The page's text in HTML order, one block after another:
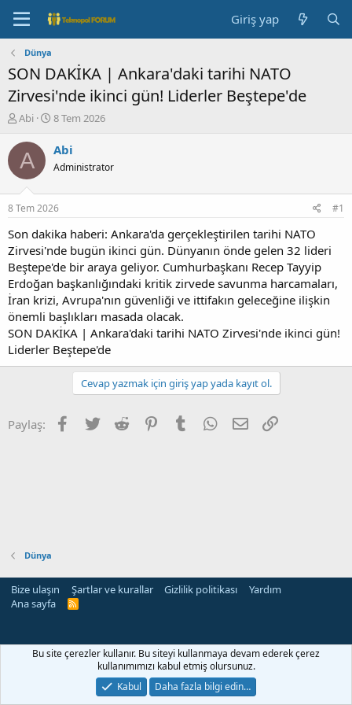
Giriş yap
Dünya
SON DAKİKA | Ankara'daki tarihi NATO
Zirvesi'nde ikinci gün! Liderler Beştepe'de
K
n
b
u
u
b
a
l
a
t
a
n
Abi
B
ş
a
g
ı
ç
a
r
h
i
8 Tem 2026
A Abi
Administrator
8 Tem 2026 #1
Son dakika haberi: Ankara'da gerçekleştirilen tarihi NATO
Zirvesi'nde bugün ikinci gün. Dünyanın önde gelen 32 lideri
Beştepe'de bir araya geliyor. Cumhurbaşkanı Recep Tayyip
Erdoğan başkanlığındaki kritik zirvede savunma harcamaları,
İran krizi, Avrupa'nın güvenliği ve ittifakın geleceğine ilişkin
önemli başlıkları masada olacak.
SON DAKİKA | Ankara'daki tarihi NATO Zirvesi'nde ikinci gün!
Liderler Beştepe'de
Cevap yazmak için giriş yap yada kayıt ol.
Paylaş: Facebook
Twitter Reddit PinterestTumblr WhatsApp
E-posta
Dünya
Bize ulaşın Şartlar ve kurallar Gizlilik politikası
Yardım
Ana sayfa
R
Bu site çerezler kullanır. Bu siteyi kullanmaya devam ederek çerez
kullanımımızı kabul etmiş olursunuz.
Kabul
Daha fazla bilgi edin…